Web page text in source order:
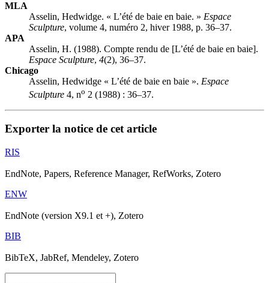
MLA
Asselin, Hedwidge. « L’été de baie en baie. » Espace
Sculpture, volume 4, numéro 2, hiver 1988, p. 36–37.
APA
Asselin, H. (1988). Compte rendu de [L’été de baie en baie].
Espace Sculpture, 4(2), 36–37.
Chicago
Asselin, Hedwidge « L’été de baie en baie ». Espace
Sculpture 4, no 2 (1988) : 36–37.
Exporter la notice de cet article
RIS
EndNote, Papers, Reference Manager, RefWorks, Zotero
ENW
EndNote (version X9.1 et +), Zotero
BIB
BibTeX, JabRef, Mendeley, Zotero